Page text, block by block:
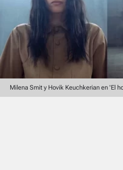
Milena Smit y Hovik Keuchkerian en 'El